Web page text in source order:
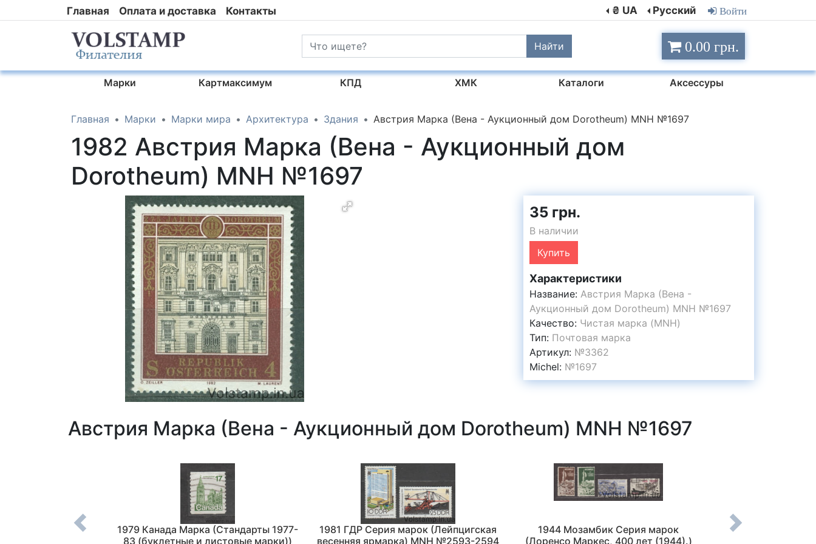
Главная Оплата и доставка Контакты ₴ UA Русский Войти
Найти 0.00 грн.
Марки Картмаксимум КПД ХМК Каталоги Аксессуры
Главная Марки Марки мира Архитектура Здания Австрия Марка (Вена - Аукционный дом Dorotheum) MNH №1697
1982 Австрия Марка (Вена - Аукционный дом
Dorotheum) MNH №1697
35 грн.
В наличии
Купить
Характеристики
Название: Австрия Марка (Вена -
Аукционный дом Dorotheum) MNH №1697
Качество: Чистая марка (MNH)
Тип: Почтовая марка
Артикул: №3362
Michel: №1697
Австрия Марка (Вена - Аукционный дом Dorotheum) MNH №1697
(Собор Пюи)
1979 Канада Марка (Стандарты 1977-
83 (буклетные и листовые марки))
1981 ГДР Серия марок (Лейпцигская
весенняя ярмарка) MNH №2593-2594
1944 Мозамбик Серия марок
(Лоренсо Маркес, 400 лет (1944).)
1976 Франция